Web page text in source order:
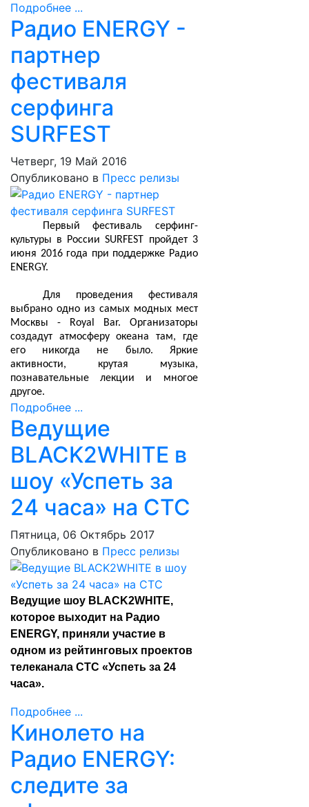
Подробнее ...
Радио ENERGY -
партнер
фестиваля
серфинга
SURFEST
Четверг, 19 Май 2016
Опубликовано в Пресс релизы
Первый фестиваль серфинг-
культуры в России SURFEST пройдет 3
июня 2016 года при поддержке Радио
ENERGY.
Для проведения фестиваля
выбрано одно из самых модных мест
Москвы - Royal Bar. Организаторы
создадут атмосферу океана там, где
его никогда не было. Яркие
активности, крутая музыка,
познавательные лекции и многое
другое.
Подробнее ...
Ведущие
BLACK2WHITE в
шоу «Успеть за
24 часа» на СТС
Пятница, 06 Октябрь 2017
Опубликовано в Пресс релизы
Ведущие шоу BLACK2WHITE,
которое выходит на Радио
ENERGY, приняли участие в
одном из рейтинговых проектов
телеканала СТС «Успеть за 24
часа».
Подробнее ...
Кинолето на
Радио ENERGY:
следите за